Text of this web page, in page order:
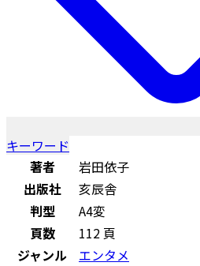
キーワード
著者
岩田依子
出版社
亥辰舎
判型
A4変
頁数
112 頁
ジャンル
エンタメ